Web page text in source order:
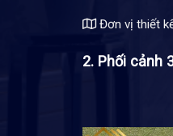
Đơn vị thiết
2. Phối cảnh